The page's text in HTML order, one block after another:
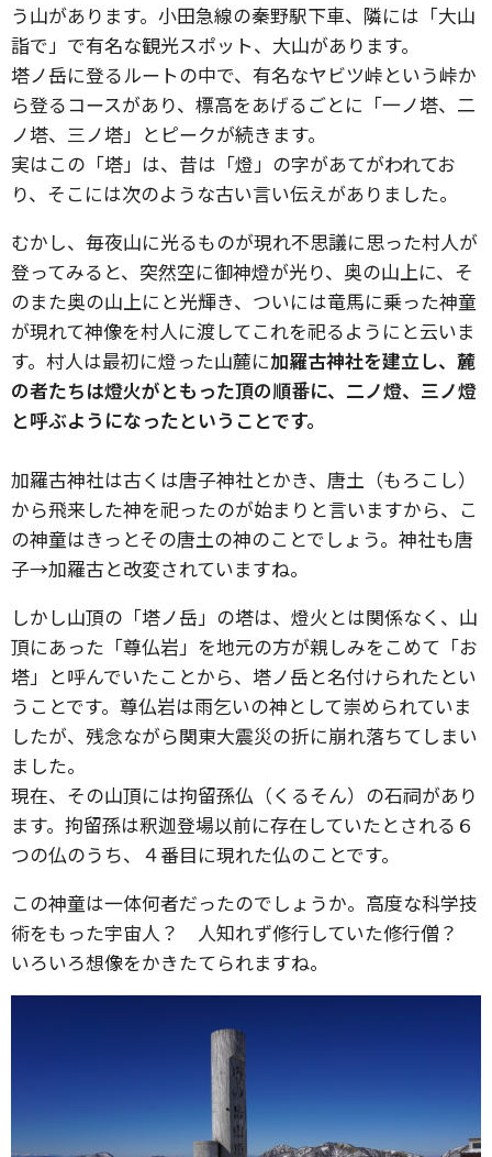
う山があります。小田急線の秦野駅下車、隣には「大山
詣で」で有名な観光スポット、大山があります。
塔ノ岳に登るルートの中で、有名なヤビツ峠という峠か
ら登るコースがあり、標高をあげるごとに「一ノ塔、二
ノ塔、三ノ塔」とピークが続きます。
実はこの「塔」は、昔は「燈」の字があてがわれてお
り、そこには次のような古い言い伝えがありました。
むかし、毎夜山に光るものが現れ不思議に思った村人が
登ってみると、突然空に御神燈が光り、奥の山上に、そ
のまた奥の山上にと光輝き、ついには竜馬に乗った神童
が現れて神像を村人に渡してこれを祀るようにと云いま
す。村人は最初に燈った山麓に加羅古神社を建立し、麓
の者たちは燈火がともった頂の順番に、二ノ燈、三ノ燈
と呼ぶようになったということです。
加羅古神社は古くは唐子神社とかき、唐土（もろこし）
から飛来した神を祀ったのが始まりと言いますから、こ
の神童はきっとその唐土の神のことでしょう。神社も唐
子→加羅古と改変されていますね。
しかし山頂の「塔ノ岳」の塔は、燈火とは関係なく、山
頂にあった「尊仏岩」を地元の方が親しみをこめて「お
塔」と呼んでいたことから、塔ノ岳と名付けられたとい
うことです。尊仏岩は雨乞いの神として崇められていま
したが、残念ながら関東大震災の折に崩れ落ちてしまい
ました。
現在、その山頂には拘留孫仏（くるそん）の石祠があり
ます。拘留孫は釈迦登場以前に存在していたとされる６
つの仏のうち、４番目に現れた仏のことです。
この神童は一体何者だったのでしょうか。高度な科学技
術をもった宇宙人？ 人知れず修行していた修行僧？
いろいろ想像をかきたてられますね。